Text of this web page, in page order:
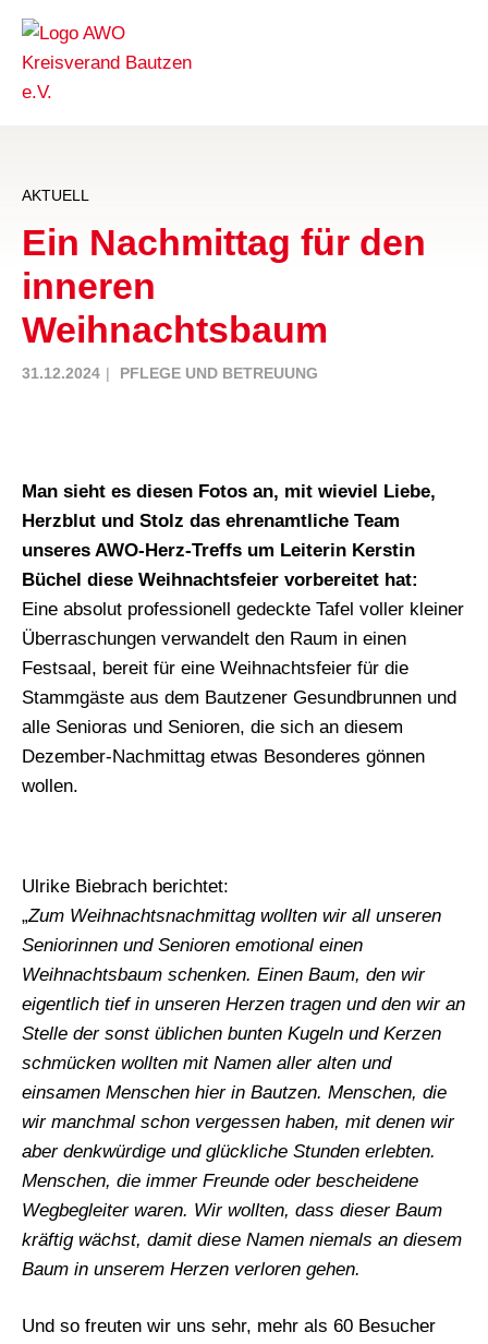
AKTUELL
Ein Nachmittag für den
inneren
Weihnachtsbaum
31.12.2024 PFLEGE UND BETREUUNG
Man sieht es diesen Fotos an, mit wieviel Liebe,
Herzblut und Stolz das ehrenamtliche Team
unseres AWO-Herz-Treffs um Leiterin Kerstin
Büchel diese Weihnachtsfeier vorbereitet hat:
Eine absolut professionell gedeckte Tafel voller kleiner
Überraschungen verwandelt den Raum in einen
Festsaal, bereit für eine Weihnachtsfeier für die
Stammgäste aus dem Bautzener Gesundbrunnen und
alle Senioras und Senioren, die sich an diesem
Dezember-Nachmittag etwas Besonderes gönnen
wollen.
Ulrike Biebrach berichtet:
„Zum Weihnachtsnachmittag wollten wir all unseren
Seniorinnen und Senioren emotional einen
Weihnachtsbaum schenken. Einen Baum, den wir
eigentlich tief in unseren Herzen tragen und den wir an
Stelle der sonst üblichen bunten Kugeln und Kerzen
schmücken wollten mit Namen aller alten und
einsamen Menschen hier in Bautzen. Menschen, die
wir manchmal schon vergessen haben, mit denen wir
aber denkwürdige und glückliche Stunden erlebten.
Menschen, die immer Freunde oder bescheidene
Wegbegleiter waren. Wir wollten, dass dieser Baum
kräftig wächst, damit diese Namen niemals an diesem
Baum in unserem Herzen verloren gehen.
Und so freuten wir uns sehr, mehr als 60 Besucher